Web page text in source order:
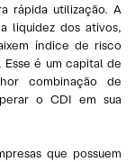
rápida utilização. A
liquidez dos ativos,
índice de risco
é um capital de
combinação de
o CDI em sua
que possuem